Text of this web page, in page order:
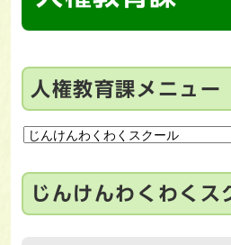
人権教育課メニュー
じんけんわくわくス